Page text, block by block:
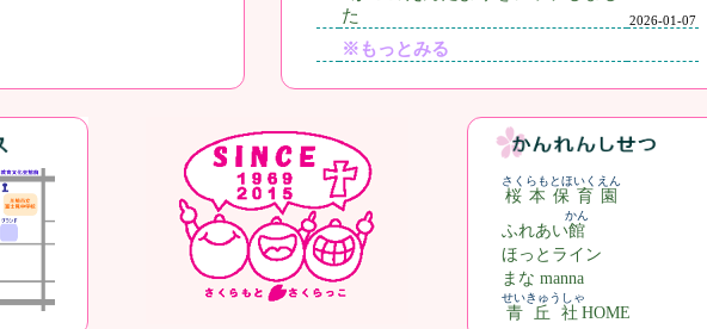
た
2026-01-07
※もっとみる
桜本保育園
さくらもとほいくえん
ふれあい館
かん
ほっとライン
まな manna
青丘社
せいきゅうしゃ
HOME